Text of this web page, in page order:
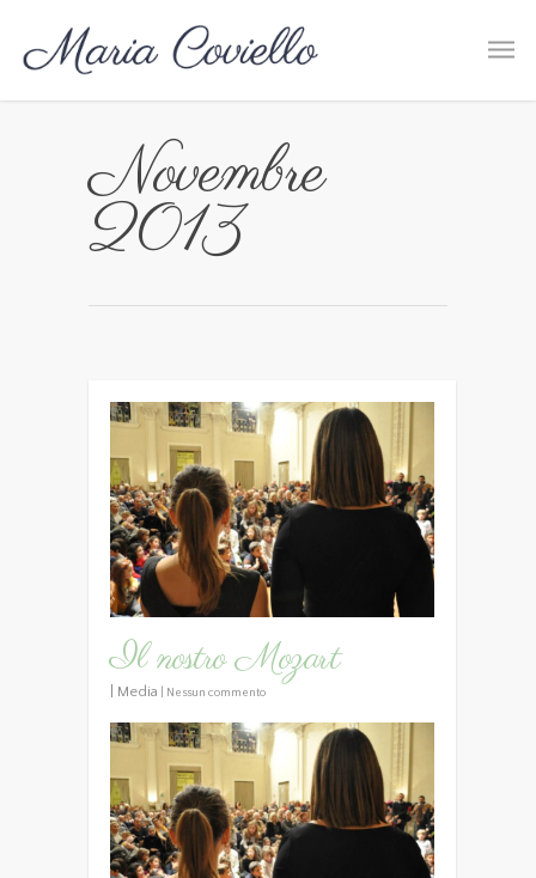
Novembre
2013
Il nostro Mozart
Media Nessun commento